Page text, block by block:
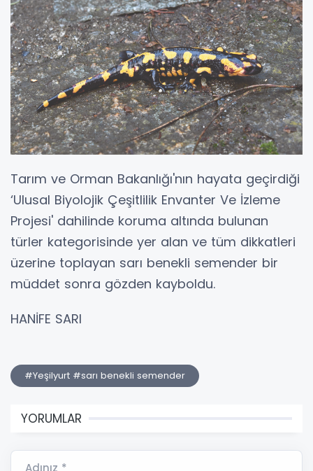
Tarım ve Orman Bakanlığı'nın hayata geçirdiği
‘Ulusal Biyolojik Çeşitlilik Envanter Ve İzleme
Projesi' dahilinde koruma altında bulunan
türler kategorisinde yer alan ve tüm dikkatleri
üzerine toplayan sarı benekli semender bir
müddet sonra gözden kayboldu.
HANİFE SARI
#Yeşilyurt #sarı benekli semender
YORUMLAR
Adınız *